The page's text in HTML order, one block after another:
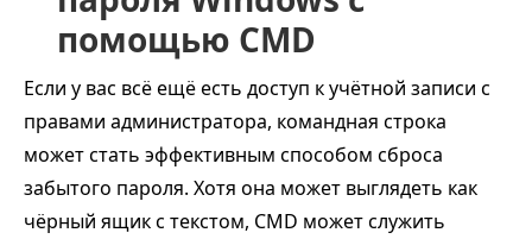
помощью CMD
Если у вас всё ещё есть доступ к учётной записи с
правами администратора, командная строка
может стать эффективным способом сброса
забытого пароля. Хотя она может выглядеть как
чёрный ящик с текстом, CMD может служить